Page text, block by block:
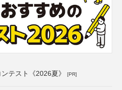
テスト《2026夏》 [PR]